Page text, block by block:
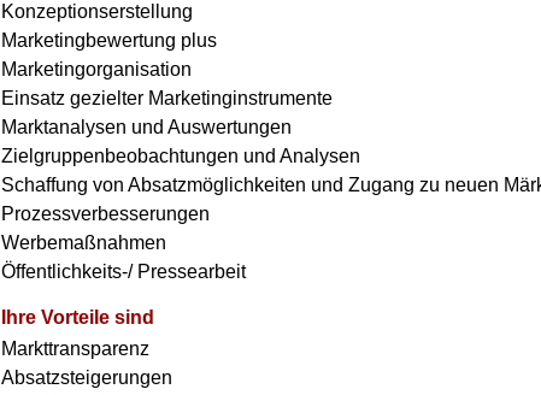
Konzeptionserstellung
Marketingbewertung plus
Marketingorganisation
Einsatz gezielter Marketinginstrumente
Marktanalysen und Auswertungen
Zielgruppenbeobachtungen und Analysen
Schaffung von Absatzmöglichkeiten und Zugang zu neuen
Prozessverbesserungen
Werbemaßnahmen
Öffentlichkeits-/ Pressearbeit
Ihre Vorteile sind
Markttransparenz
Absatzsteigerungen